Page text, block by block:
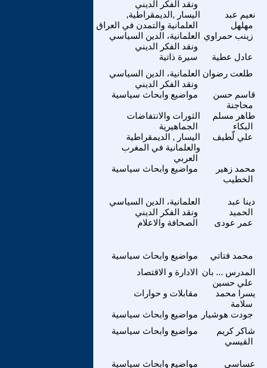
ونقد الفكر الديني
اليسار ,الديمقراطية,
العلمانية والتمدن في العراق
نعيم عبد
مهلهل
العلمانية، الدين السياسي
ونقد الفكر الديني
زينب حمراوي
سيرة ذاتية عادل عطية
العلمانية، الدين السياسي
ونقد الفكر الديني
طلعت رضوان
مواضيع وابحاث سياسية
قاسم حسن
محاجنة
الثورات والانتفاضات
الجماهيرية
طاهر مسلم
البكاء
اليسار , الديمقراطية
والعلمانية في المغرب
العربي
علي لّطيف
مواضيع وابحاث سياسية
محمد زهير
الخطيب
العلمانية، الدين السياسي
ونقد الفكر الديني
دينا عبد
الحميد
الصحافة والاعلام عمر عودى
مواضيع وابحاث سياسية محمد فتاتي
الادارة و الاقتصاد المدرس ... بان
علي حسين
مقابلات و حوارات
يسرا محمد
سلامة
مواضيع وابحاث سياسية جودت هوشيار
مواضيع وابحاث سياسية
شاكر كريم
القيسي
مواضيع وابحاث سياسية
عساسي